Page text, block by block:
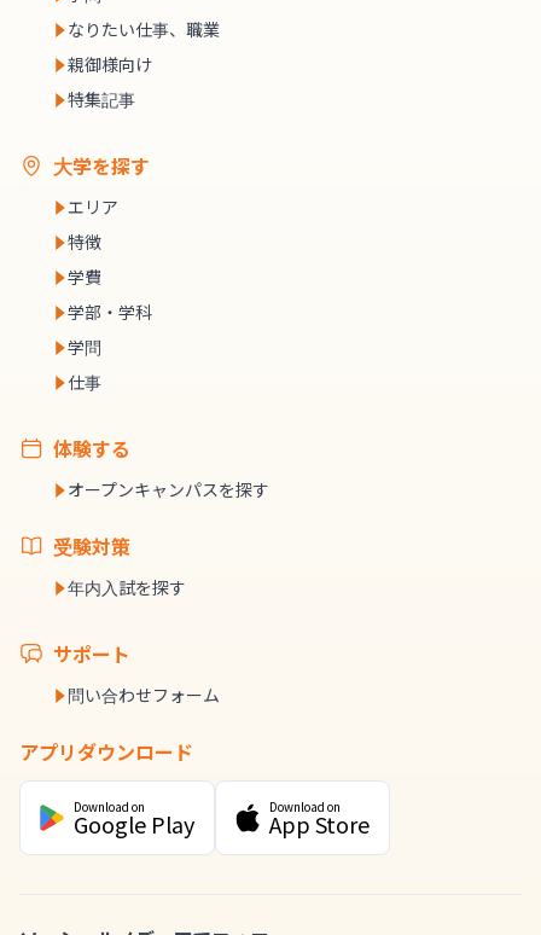
なりたい仕事、職業
親御様向け
特集記事
大学を探す
エリア
特徴
学費
学部・学科
学問
仕事
体験する
オープンキャンパスを探す
受験対策
年内入試を探す
サポート
問い合わせフォーム
アプリダウンロード
Download on
Google Play
Download on
App Store